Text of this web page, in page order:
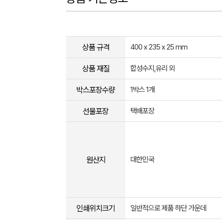
상품 규격 400 x 235 x 25 mm
상품 재질 합성수지,유리 외
박스포장수량 1박스 1개
선물포장 택배포장
원산지 대한민국
인쇄위치크기 일반적으로 제품 하단 가운데